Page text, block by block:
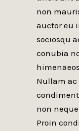
non
auctor eu
sociosqu
conubia
Nullam ac
non
Proin